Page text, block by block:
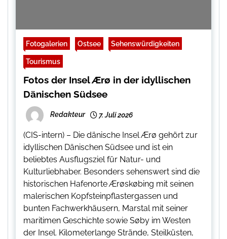
Fotogalerien Ostsee Sehenswürdigkeiten
Tourismus
Fotos der Insel Ærø in der idyllischen
Dänischen Südsee
Redakteur 7. Juli 2026
(CIS-intern) – Die dänische Insel Ærø gehört zur
idyllischen Dänischen Südsee und ist ein
beliebtes Ausflugsziel für Natur- und
Kulturliebhaber. Besonders sehenswert sind die
historischen Hafenorte Ærøskøbing mit seinen
malerischen Kopfsteinpflastergassen und
bunten Fachwerkhäusern, Marstal mit seiner
maritimen Geschichte sowie Søby im Westen
der Insel. Kilometerlange Strände, Steilküsten,